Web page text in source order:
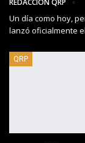
Un día como hoy,
lanzó oficialmente
QRP